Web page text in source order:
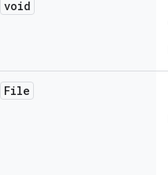
void
File